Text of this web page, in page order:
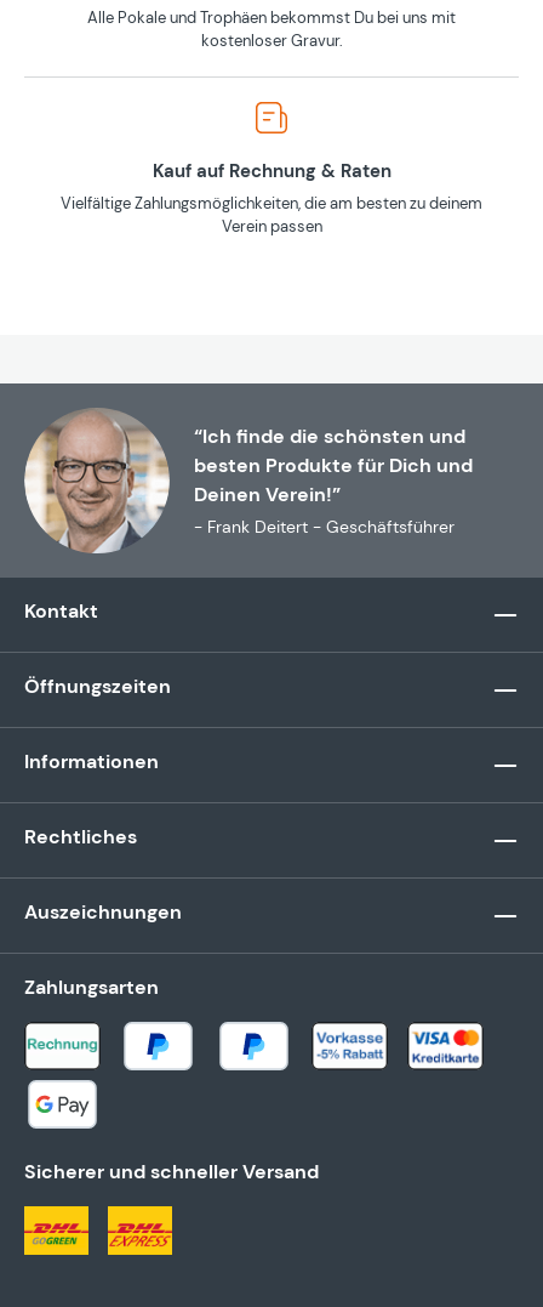
Alle Pokale und Trophäen bekommst Du bei uns mit
kostenloser Gravur.
Kauf auf Rechnung & Raten
Vielfältige Zahlungsmöglichkeiten, die am besten zu deinem
Verein passen
“Ich finde die schönsten und
besten Produkte für Dich und
Deinen Verein!”
- Frank Deitert - Geschäftsführer
Kontakt
Öffnungszeiten
Informationen
Rechtliches
Auszeichnungen
Zahlungsarten
Sicherer und schneller Versand